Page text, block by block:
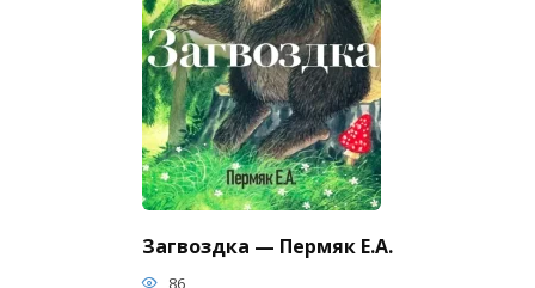
Загвоздка — Пермяк Е.А.
86